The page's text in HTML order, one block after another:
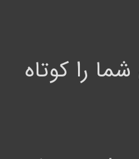
را کوتاه